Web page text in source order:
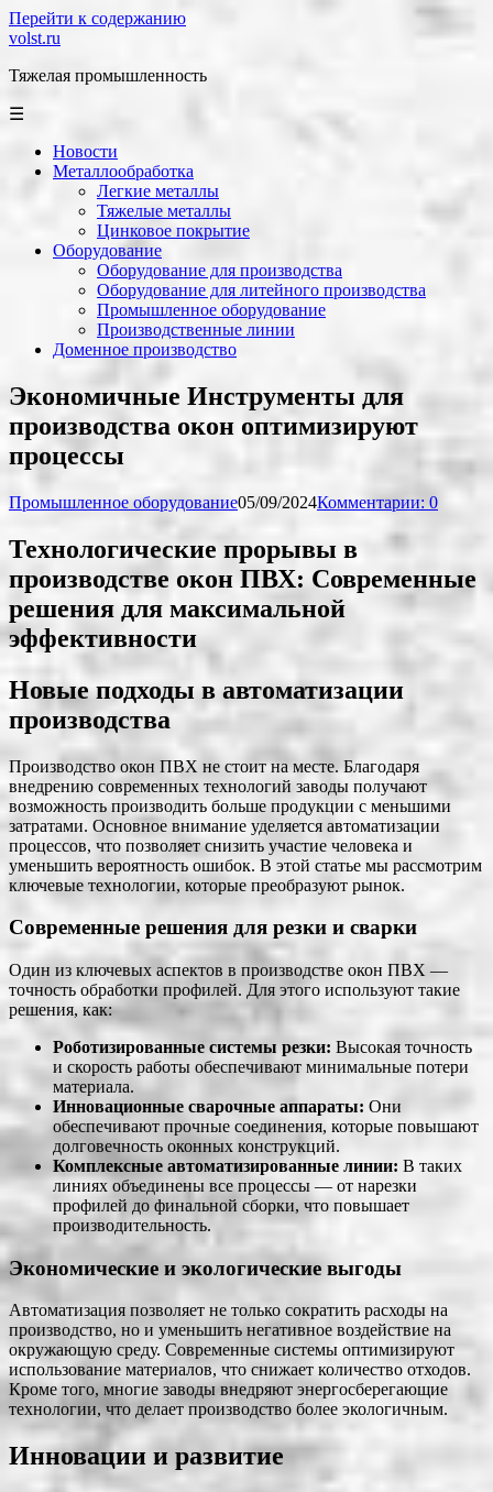
Перейти к содержанию
volst.ru
Тяжелая промышленность
☰
Новости
Металлообработка
Легкие металлы
Тяжелые металлы
Цинковое покрытие
Оборудование
Оборудование для производства
Оборудование для литейного производства
Промышленное оборудование
Производственные линии
Доменное производство
Экономичные Инструменты для
производства окон оптимизируют
процессы
Промышленное оборудование05/09/2024Комментарии: 0
Технологические прорывы в
производстве окон ПВХ: Современные
решения для максимальной
эффективности
Новые подходы в автоматизации
производства
Производство окон ПВХ не стоит на месте. Благодаря
внедрению современных технологий заводы получают
возможность производить больше продукции с меньшими
затратами. Основное внимание уделяется автоматизации
процессов, что позволяет снизить участие человека и
уменьшить вероятность ошибок. В этой статье мы рассмотрим
ключевые технологии, которые преобразуют рынок.
Современные решения для резки и сварки
Один из ключевых аспектов в производстве окон ПВХ —
точность обработки профилей. Для этого используют такие
решения, как:
Роботизированные системы резки: Высокая точность
и скорость работы обеспечивают минимальные потери
материала.
Инновационные сварочные аппараты: Они
обеспечивают прочные соединения, которые повышают
долговечность оконных конструкций.
Комплексные автоматизированные линии: В таких
линиях объединены все процессы — от нарезки
профилей до финальной сборки, что повышает
производительность.
Экономические и экологические выгоды
Автоматизация позволяет не только сократить расходы на
производство, но и уменьшить негативное воздействие на
окружающую среду. Современные системы оптимизируют
использование материалов, что снижает количество отходов.
Кроме того, многие заводы внедряют энергосберегающие
технологии, что делает производство более экологичным.
Инновации и развитие